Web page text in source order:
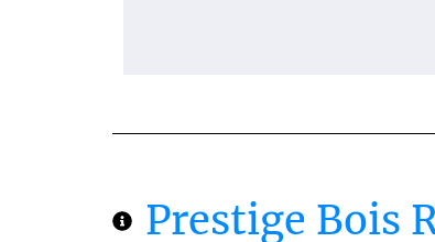
Prestige Bois